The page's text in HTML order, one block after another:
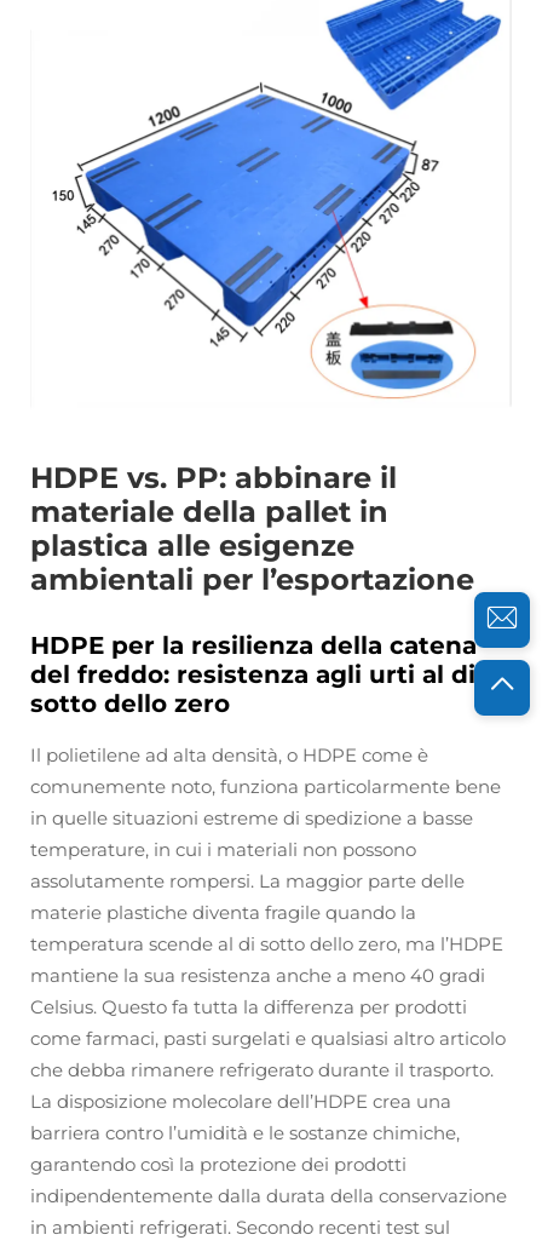
HDPE vs. PP: abbinare il
materiale della pallet in
plastica alle esigenze
ambientali per l’esportazione
HDPE per la resilienza della catena
del freddo: resistenza agli urti al di
sotto dello zero
Il polietilene ad alta densità, o HDPE come è
comunemente noto, funziona particolarmente bene
in quelle situazioni estreme di spedizione a basse
temperature, in cui i materiali non possono
assolutamente rompersi. La maggior parte delle
materie plastiche diventa fragile quando la
temperatura scende al di sotto dello zero, ma l’HDPE
mantiene la sua resistenza anche a meno 40 gradi
Celsius. Questo fa tutta la differenza per prodotti
come farmaci, pasti surgelati e qualsiasi altro articolo
che debba rimanere refrigerato durante il trasporto.
La disposizione molecolare dell’HDPE crea una
barriera contro l’umidità e le sostanze chimiche,
garantendo così la protezione dei prodotti
indipendentemente dalla durata della conservazione
in ambienti refrigerati. Secondo recenti test sul